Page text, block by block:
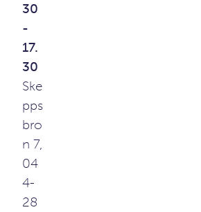
30
-
17.
30
Ske
pps
bro
n 7,
04
4-
28